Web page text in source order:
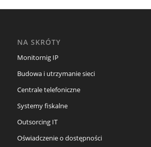
NA SKRÓTY
Monitornig IP
Budowa i utrzymanie sieci
Centrale telefoniczne
Systemy fiskalne
Outsorcing IT
Oświadczenie o dostępności